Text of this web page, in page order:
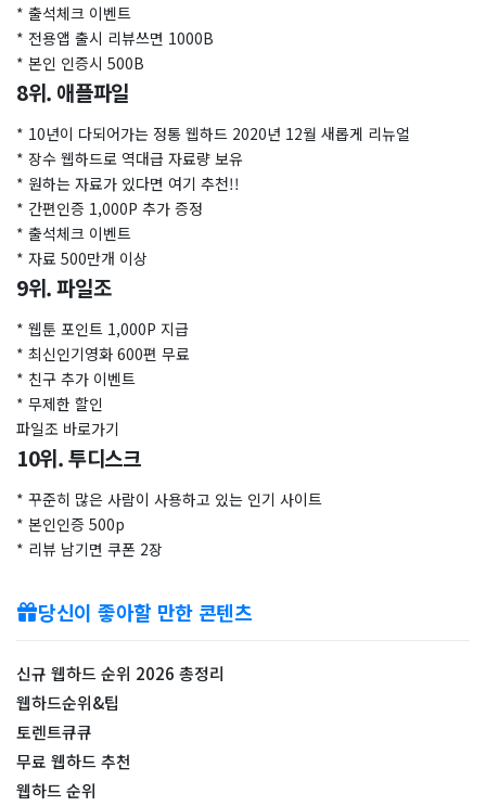
* 출석체크 이벤트
* 전용앱 출시 리뷰쓰면 1000B
* 본인 인증시 500B
8위. 애플파일
* 10년이 다되어가는 정통 웹하드 2020년 12월 새롭게 리뉴얼
* 장수 웹하드로 역대급 자료량 보유
* 원하는 자료가 있다면 여기 추천!!
* 간편인증 1,000P 추가 증정
* 출석체크 이벤트
* 자료 500만개 이상
9위. 파일조
* 웹툰 포인트 1,000P 지급
* 최신인기영화 600편 무료
* 친구 추가 이벤트
* 무제한 할인
파일조 바로가기
10위. 투디스크
* 꾸준히 많은 사람이 사용하고 있는 인기 사이트
* 본인인증 500p
* 리뷰 남기면 쿠폰 2장
당신이 좋아할 만한 콘텐츠
신규 웹하드 순위 2026 총정리
웹하드순위&팁
토렌트큐큐
무료 웹하드 추천
웹하드 순위